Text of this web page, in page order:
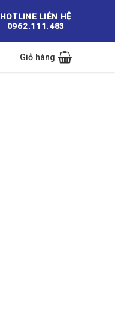
HOTLINE LIÊN HỆ
0962.111.483
Giỏ hàng